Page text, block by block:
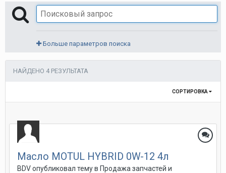
Больше параметров поиска
НАЙДЕНО 4 РЕЗУЛЬТАТА
СОРТИРОВКА
Масло MOTUL HYBRID 0W-12 4л
BDVопубликовал тему в Продажа запчастей и